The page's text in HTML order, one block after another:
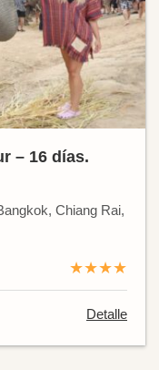
– 16 días.
Chiang Rai,
★★★★
Detalle